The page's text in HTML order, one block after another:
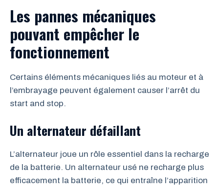
Les pannes mécaniques
pouvant empêcher le
fonctionnement
Certains éléments mécaniques liés au moteur et à
l’embrayage peuvent également causer l’arrêt du
start and stop.
Un alternateur défaillant
L’alternateur joue un rôle essentiel dans la recharge
de la batterie. Un alternateur usé ne recharge plus
efficacement la batterie, ce qui entraîne l’apparition